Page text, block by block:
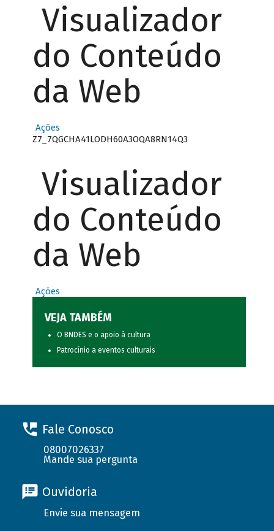
Visualizador
do Conteúdo
da Web
Ações
Z7_7QGCHA41LODH60A3OQA8RN14Q3
Visualizador
do Conteúdo
da Web
Ações
VEJA TAMBÉM
O BNDES e o apoio à cultura
Patrocínio a eventos culturais
Fale Conosco
08007026337
Mande sua pergunta
Ouvidoria
Envie sua mensagem